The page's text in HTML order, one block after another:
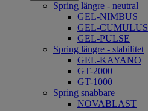
Spring längre - neutral
GEL-NIMBUS
GEL-CUMULUS
GEL-PULSE
Spring längre - stabilitet
GEL-KAYANO
GT-2000
GT-1000
Spring snabbare
NOVABLAST